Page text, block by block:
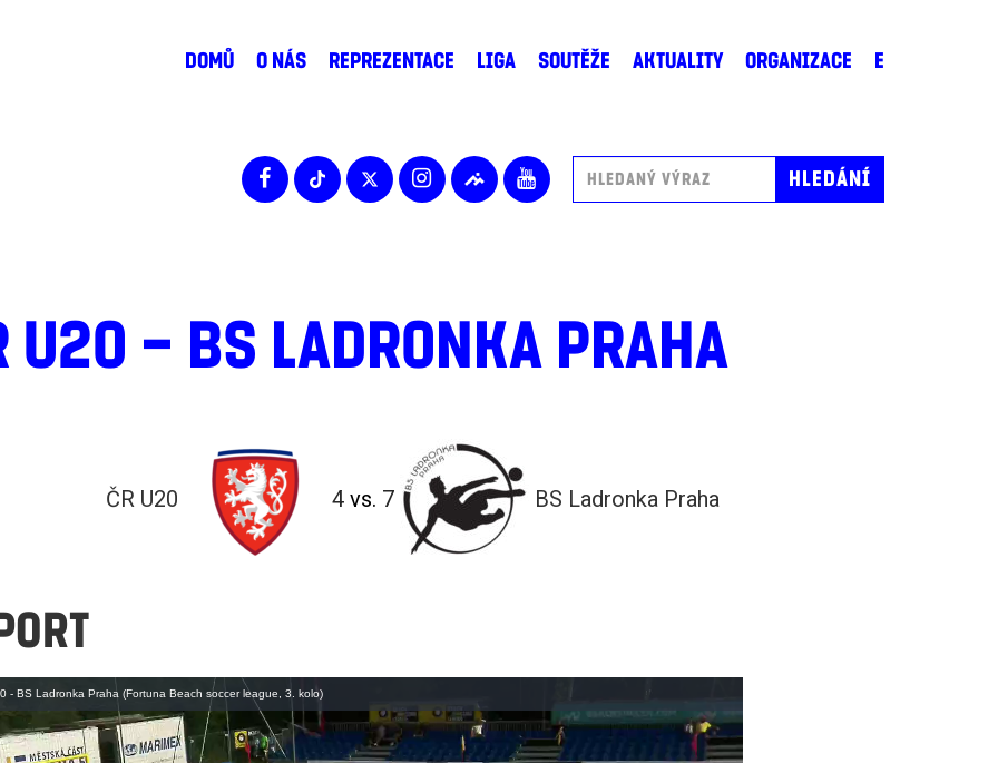
DOMŮ O NÁS REPREZENTACE LIGA SOUTĚŽE AKTUALITY ORGANIZACE E
U20 – BS LADRONKA PRAHA
ČR U20 4vs. 7 BS Ladronka Praha